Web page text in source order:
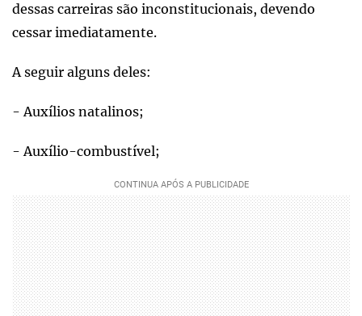
dessas carreiras são inconstitucionais, devendo
cessar imediatamente.
A seguir alguns deles:
- Auxílios natalinos;
- Auxílio-combustível;